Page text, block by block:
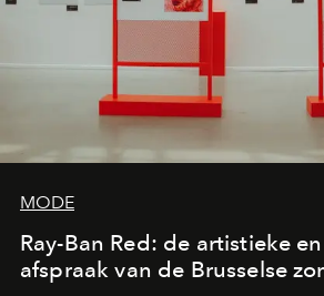
MODE
Ray-Ban Red: de artistieke
afspraak van de Brusselse